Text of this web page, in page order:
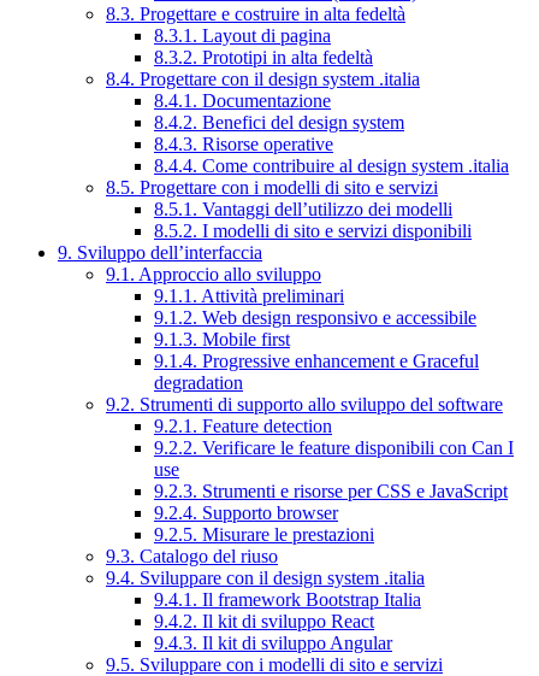
8.3. Progettare e costruire in alta fedeltà
8.3.1. Layout di pagina
8.3.2. Prototipi in alta fedeltà
8.4. Progettare con il design system .italia
8.4.1. Documentazione
8.4.2. Benefici del design system
8.4.3. Risorse operative
8.4.4. Come contribuire al design system .italia
8.5. Progettare con i modelli di sito e servizi
8.5.1. Vantaggi dell’utilizzo dei modelli
8.5.2. I modelli di sito e servizi disponibili
9. Sviluppo dell’interfaccia
9.1. Approccio allo sviluppo
9.1.1. Attività preliminari
9.1.2. Web design responsivo e accessibile
9.1.3. Mobile first
9.1.4. Progressive enhancement e Graceful
degradation
9.2. Strumenti di supporto allo sviluppo del software
9.2.1. Feature detection
9.2.2. Verificare le feature disponibili con Can I
use
9.2.3. Strumenti e risorse per CSS e JavaScript
9.2.4. Supporto browser
9.2.5. Misurare le prestazioni
9.3. Catalogo del riuso
9.4. Sviluppare con il design system .italia
9.4.1. Il framework Bootstrap Italia
9.4.2. Il kit di sviluppo React
9.4.3. Il kit di sviluppo Angular
9.5. Sviluppare con i modelli di sito e servizi